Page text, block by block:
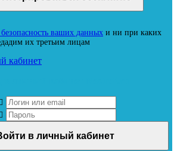
ваших данных и ни при каких
их третьим лицам
кабинет